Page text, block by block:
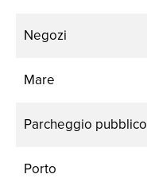
Negozi
Mare
Parcheggio pubblico
Porto